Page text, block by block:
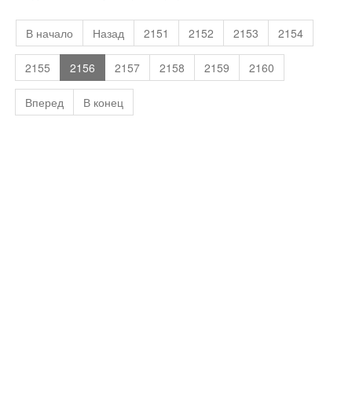
В начало Назад 2151 2152 2153 2154
2155 2156 2157 2158 2159 2160
Вперед В конец